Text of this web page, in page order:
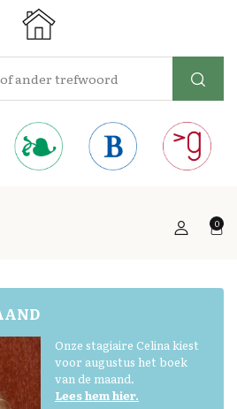
0
Onze stagiaire Celina kiest
voor augustus het boek
van de maand.
Lees hem hier.